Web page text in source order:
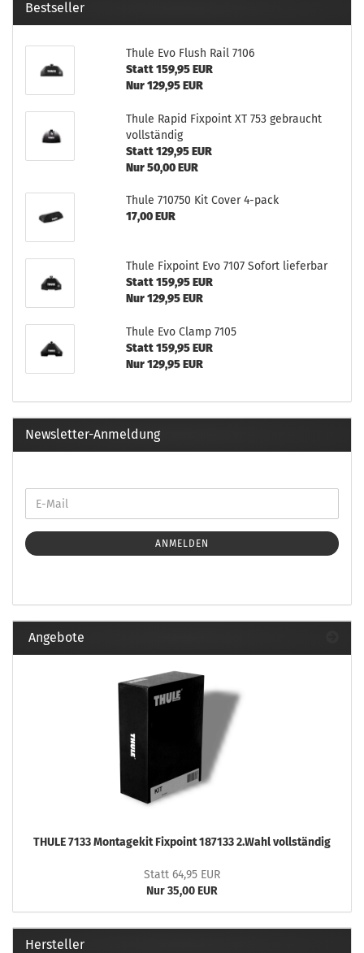
Bestseller
Thule Evo Flush Rail 7106
Statt 159,95 EUR
Nur 129,95 EUR
Thule Rapid Fixpoint XT 753 gebraucht
vollständig
Statt 129,95 EUR
Nur 50,00 EUR
Thule 710750 Kit Cover 4-pack
17,00 EUR
Thule Fixpoint Evo 7107 Sofort lieferbar
Statt 159,95 EUR
Nur 129,95 EUR
Thule Evo Clamp 7105
Statt 159,95 EUR
Nur 129,95 EUR
Newsletter-Anmeldung
ANMELDEN
Angebote
THULE 7133 Montagekit Fixpoint 187133 2.Wahl vollständig
Statt 64,95 EUR
Nur 35,00 EUR
Hersteller